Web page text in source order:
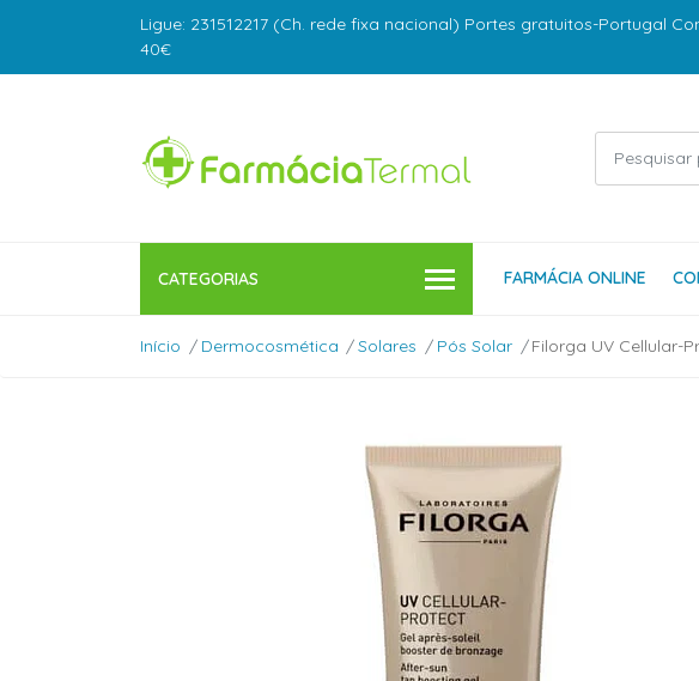
Ligue: 231512217 (Ch. rede fixa nacional) Portes gratuitos-Portugal
40€
CATEGORIAS FARMÁCIA ONLINE
Início Dermocosmética Solares Pós Solar Filorga UV Cellular-